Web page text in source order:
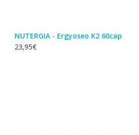
NUTERGIA - Ergyoseo K2 60cap
23,95€